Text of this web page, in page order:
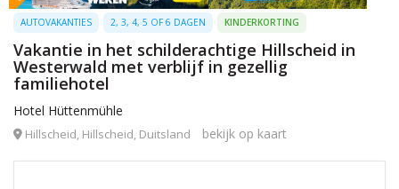
AUTOVAKANTIES 2, 3, 4, 5 OF 6 DAGEN KINDERKORTING
Vakantie in het schilderachtige Hillscheid in
Westerwald met verblijf in gezellig
familiehotel
Hotel Hüttenmühle
Hillscheid, Hillscheid, Duitsland bekijk op kaart